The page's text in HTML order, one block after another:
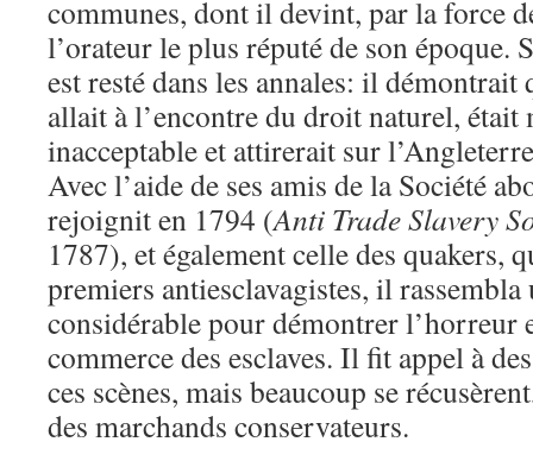
communes, dont il devint, par la force
l’orateur le plus réputé de son époque.
est resté dans les annales: il
allait à l’encontre du droit naturel, était
inacceptable et attirerait sur
Avec l’aide de ses amis de la Société
rejoignit en 1794 (Anti Trade Slavery
1787), et également celle des quakers,
premiers antiesclavagistes, il
considérable pour démontrer l’horreur
commerce des esclaves. Il fit appel à
ces scènes, mais beaucoup se
des marchands conservateurs.